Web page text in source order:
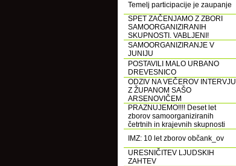
Temelj participacije je zaupanje
SPET ZAČENJAMO Z ZBORI
SAMOORGANIZIRANIH
SKUPNOSTI. VABLJENI!
SAMOORGANIZIRANJE V
JUNIJU
POSTAVILI MALO URBANO
DREVESNICO
ODZIV NA VEČEROV INTERVJU
Z ŽUPANOM SAŠO
ARSENOVIČEM
PRAZNUJEMO!!!! Deset let
zborov samoorganiziranih
četrtnih in krajevnih skupnosti
IMZ: 10 let zborov občank_ov
URESNIČITEV LJUDSKIH
ZAHTEV